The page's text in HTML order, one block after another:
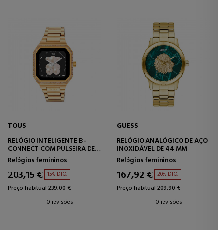
TOUS
RELÓGIO INTELIGENTE B-
CONNECT COM PULSEIRA DE
AÇO DOURADO E ZIRCÔNIAS
CÚBICAS.
Relógios femininos
203,15 € 15% DTO.
Preço habitual 239,00 €
0 revisões
GUESS
RELÓGIO ANALÓGICO DE AÇO
INOXIDÁVEL DE 44 MM
Relógios femininos
167,92 € 20% DTO.
Preço habitual 209,90 €
0 revisões